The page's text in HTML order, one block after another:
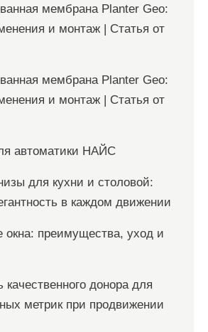
мембрана Planter Geo:
и монтаж | Статья от
мембрана Planter Geo:
и монтаж | Статья от
автоматики НАЙС
для кухни и столовой:
в каждом движении
окна: преимущества, уход и
качественного донора для
метрик при продвижении